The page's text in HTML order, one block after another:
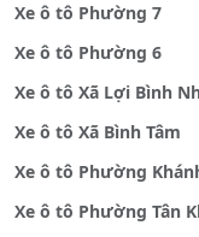
Xe ô tô Phường 7
Xe ô tô Phường 6
Xe ô tô Xã Lợi Bình
Xe ô tô Xã Bình Tâm
Xe ô tô Phường
Xe ô tô Phường Tân